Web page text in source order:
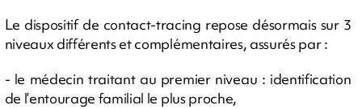
Le dispositif de contact-tracing repose désormais sur 3
niveaux différents et complémentaires, assurés par :
- le médecin traitant au premier niveau : identification
de l’entourage familial le plus proche,